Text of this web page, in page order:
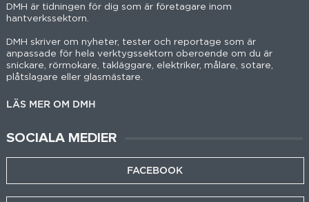
DMH är tidningen för dig som är företagare inom
hantverkssektorn.
DMH skriver om nyheter, tester och reportage som är
anpassade för hela verktygssektorn oberoende om du är
snickare, rörmokare, takläggare, elektriker, målare, sotare,
plåtslagare eller glasmästare.
LÄS MER OM DMH
SOCIALA MEDIER
FACEBOOK